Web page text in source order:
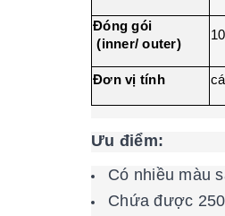
Đóng gói
(inner/ outer)
Đơn vị tính
Ưu điểm:
Có nhiều màu
Chứa được